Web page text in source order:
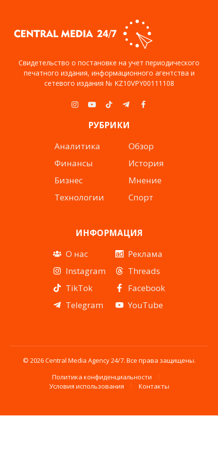
Свидетельство о постановке на учет периодического
печатного издания, информационного агентства и
сетевого издания № KZ10VPY00111108
Instagram
YouTubeTikTokTelegramFacebook
РУБРИКИ
Аналитика
Финансы
Бизнес
Технологии
Обзор
История
Мнение
Спорт
ИНФОРМАЦИЯ
О нас
Instagram
TikTok
Telegram
Реклама
Threads
Facebook
YouTube
© 2026 Central Media Agency 24/7. Все права защищены.
Политика конфиденциальности
Условия использования
Контакты